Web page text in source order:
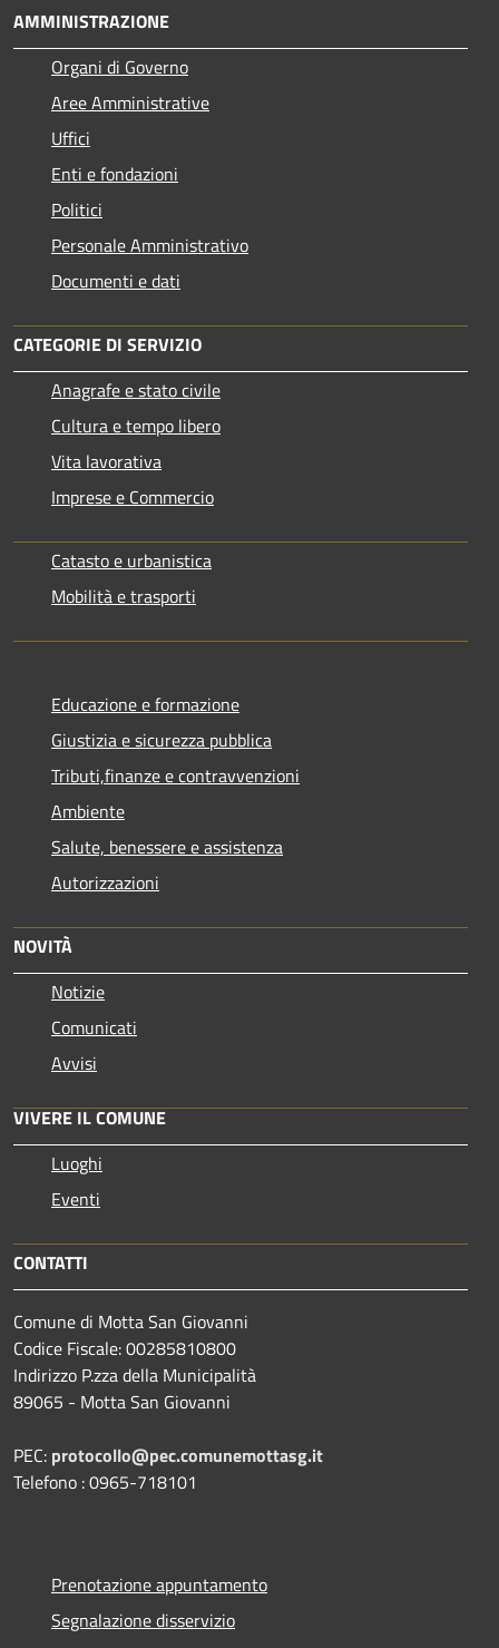
AMMINISTRAZIONE
Organi di Governo
Aree Amministrative
Uffici
Enti e fondazioni
Politici
Personale Amministrativo
Documenti e dati
CATEGORIE DI SERVIZIO
Anagrafe e stato civile
Cultura e tempo libero
Vita lavorativa
Imprese e Commercio
Catasto e urbanistica
Mobilità e trasporti
Educazione e formazione
Giustizia e sicurezza pubblica
Tributi,finanze e contravvenzioni
Ambiente
Salute, benessere e assistenza
Autorizzazioni
NOVITÀ
Notizie
Comunicati
Avvisi
VIVERE IL COMUNE
Luoghi
Eventi
CONTATTI
Comune di Motta San Giovanni
Codice Fiscale: 00285810800
Indirizzo P.zza della Municipalità
89065 - Motta San Giovanni
PEC: protocollo@pec.comunemottasg.it
Telefono : 0965-718101
Prenotazione appuntamento
Segnalazione disservizio